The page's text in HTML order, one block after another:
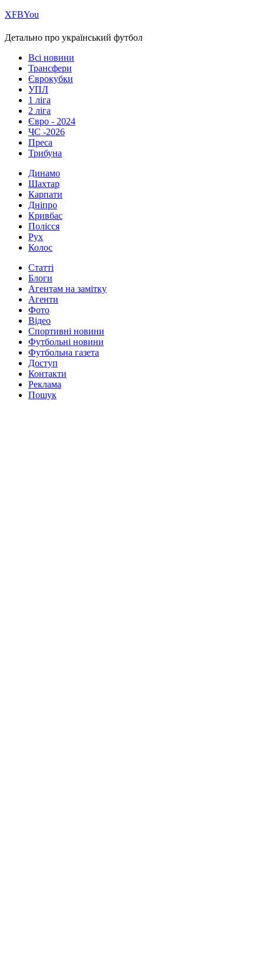
ХFBYou
Детально про український футбол
Всі новини
Трансфери
Єврокубки
УПЛ
1 ліга
2 ліга
Євро - 2024
ЧС -2026
Преса
Трибуна
Динамо
Шахтар
Карпати
Дніпро
Кривбас
Полісся
Рух
Колос
Статті
Блоги
Агентам на замітку
Агенти
Фото
Відео
Спортивні новини
Футбольні новини
Футбольна газета
Доступ
Контакти
Реклама
Пошук